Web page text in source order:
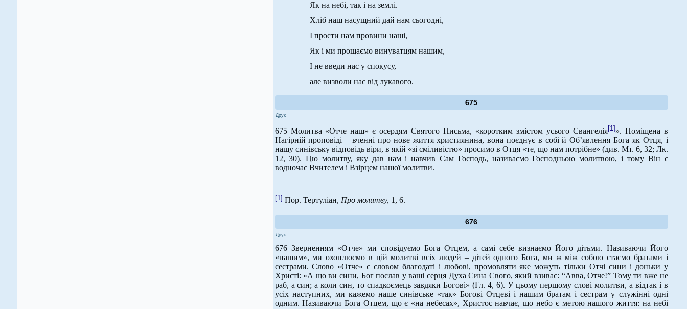
Як на небі, так і на землі.
Хліб наш насущний дай нам сьогодні,
І прости нам провини наші,
Як і ми прощаємо винуватцям нашим,
І не введи нас у спокусу,
але визволи нас від лукавого.
675
Друк
675 Молитва «Отче наш» є осердям Святого Письма, «коротким змістом усього Євангелія[1] ». Поміщена в
Нагірній проповіді – вченні про нове життя християнина, вона поєднує в собі й Об’явлення Бога як Отця, і
нашу синівську відповідь віри, в якій «зі сміливістю» просимо в Отця «те, що нам потрібне» (див. Мт. 6, 32; Лк.
12, 30). Цю молитву, яку дав нам і навчив Сам Господь, називаємо Господньою молитвою, і тому Він є
водночас Вчителем і Взірцем нашої молитви.
[1] Пор. Тертуліан, Про молитву, 1, 6.
676
Друк
676 Зверненням «Отче» ми сповідуємо Бога Отцем, а самі себе визнаємо Його дітьми. Називаючи Його
«нашим», ми охоплюємо в цій молитві всіх людей – дітей одного Бога, ми ж між собою стаємо братами і
сестрами. Слово «Отче» є словом благодаті і любові, промовляти яке можуть тільки Отчі сини і доньки у
Христі: «А що ви сини, Бог послав у ваші серця Духа Сина Свого, який взиває: “Авва, Отче!” Тому ти вже не
раб, а син; а коли син, то спадкоємець завдяки Богові» (Гл. 4, 6). У цьому першому слові молитви, а відтак і в
усіх наступних, ми кажемо наше синівське «так» Богові Отцеві і нашим братам і сестрам у служінні одні
одним. Називаючи Бога Отцем, що є «на небесах», Христос навчає, що небо є метою нашого життя: на небі